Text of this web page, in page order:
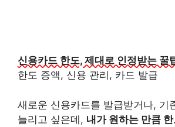
신용카드 한도, 제대로 인정받는 꿀
한도 증액, 신용 관리, 카드 발급
새로운 신용카드를 발급받거나, 기
늘리고 싶은데, 내가 원하는 만큼